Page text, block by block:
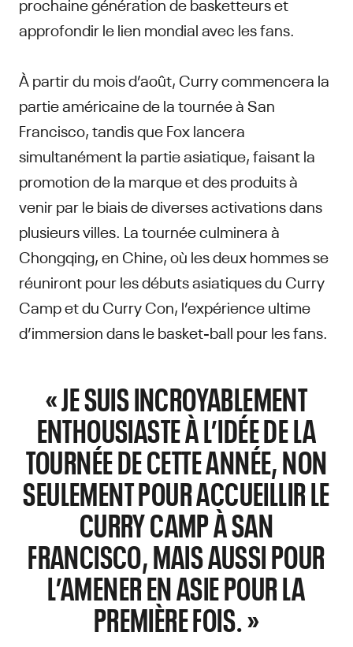
approfondir le lien mondial avec les fans.
À partir du mois d’août, Curry commencera la
partie américaine de la tournée à San
Francisco, tandis que Fox lancera
simultanément la partie asiatique, faisant la
promotion de la marque et des produits à
venir par le biais de diverses activations dans
plusieurs villes. La tournée culminera à
Chongqing, en Chine, où les deux hommes se
réuniront pour les débuts asiatiques du Curry
Camp et du Curry Con, l’expérience ultime
d’immersion dans le basket-ball pour les fans.
« JE SUIS INCROYABLEMENT
ENTHOUSIASTE À L’IDÉE DE LA
TOURNÉE DE CETTE ANNÉE, NON
SEULEMENT POUR ACCUEILLIR LE
CURRY CAMP À SAN
FRANCISCO, MAIS AUSSI POUR
L’AMENER EN ASIE POUR LA
PREMIÈRE FOIS. »